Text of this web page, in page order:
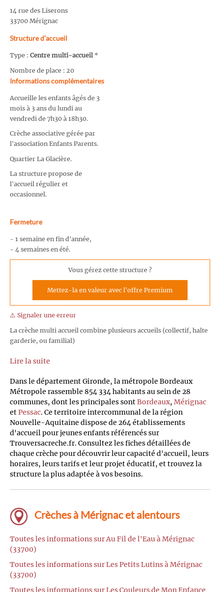
14 rue des Liserons
33700 Mérignac
Structure d’accueil
Type : Centre multi-accueil*
Nombre de place : 20
Informations complémentaires
Accueille les enfants âgés de 3
mois à 3 ans du lundi au
vendredi de 7h30 à 18h30.
Crèche associative gérée par
l'association Enfants Parents.
Quartier La Glacière.
La structure propose de
l'accueil régulier et
occasionnel.
Fermeture
- 1 semaine en fin d'année,
- 4 semaines en été.
Vous gérez cette structure ?
Mettez-la en valeur avec l'offre Premium
⚠️ Signaler une erreur
La crèche multi accueil combine plusieurs accueils (collectif, halte
garderie, ou familial)
Lire la suite
Dans le département Gironde, la métropole Bordeaux
Métropole rassemble 854 334 habitants au sein de 28
communes, dont les principales sontBordeaux, Mérignac
etPessac. Ce territoire intercommunal de la région
Nouvelle-Aquitaine dispose de 264 établissements
d'accueil pour jeunes enfants référencés sur
Trouversacreche.fr. Consultez les fiches détaillées de
chaque crèche pour découvrir leur capacité d'accueil, leurs
horaires, leurs tarifs et leur projet éducatif, et trouvez la
structure la plus adaptée à vos besoins.
Crèches à Mérignac et alentours
Toutes les informations sur Au Fil de l'Eau à Mérignac
(33700)
Toutes les informations sur Les Petits Lutins à Mérignac
(33700)
Toutes les informations sur Les Couleurs de Mon Enfance